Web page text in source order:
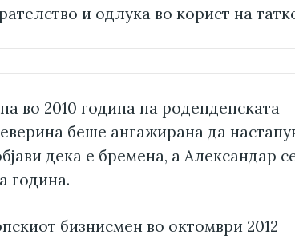
и одлука во корист на
во 2010 година на роденденската
беше ангажирана да
дека е бремена, а Александар
година.
бизнисмен во октомври 2012